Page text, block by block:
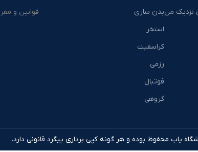
نزدیک منبدن سازی
استخر
کراسفیت
رزمی
فوتبال
گروهی
قوانین و
یاب محفوظ بوده و هر گونه کپی برداری پیگرد قانونی دارد.